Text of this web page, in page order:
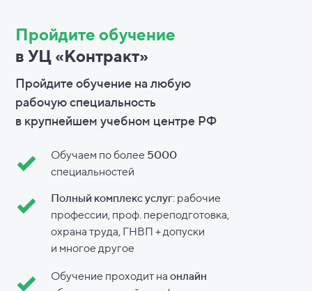
Пройдите обучение
в УЦ «Контракт»
Пройдите обучение на любую
рабочую специальность
в крупнейшем учебном центре РФ
Обучаем по более 5000
специальностей
Обучение проходит наонлайн
Полный комплекс услуг: рабочие
профессии, проф. переподготовка,
охрана труда, ГНВП + допуски
и многое другое